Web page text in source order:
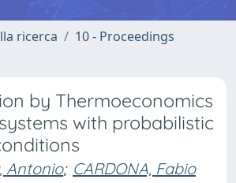
ricerca
10 - Proceedings
by Thermoeconomics
with probabilistic
Antonio; CARDONA, Fabio